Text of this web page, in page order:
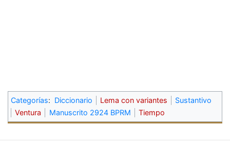
Categorías: Diccionario Lema con variantes
Sustantivo
Ventura
Manuscrito 2924 BPRM Tiempo